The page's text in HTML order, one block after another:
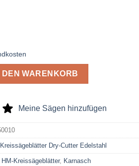
Dry-Cutter-Edelstahl 350 x 2,2 x
DEN WARENKORB
Meine Sägen hinzufügen
Dry-Cutter Edelstahl
HM-Kreissägeblätter, Karnasch